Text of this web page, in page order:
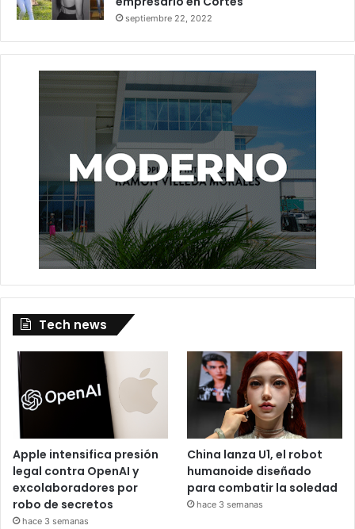
septiembre 22, 2022
Tech news
Apple intensifica presión
legal contra OpenAI y
excolaboradores por
robo de secretos
hace 3 semanas
China lanza U1, el robot
humanoide diseñado
para combatir la soledad
hace 3 semanas